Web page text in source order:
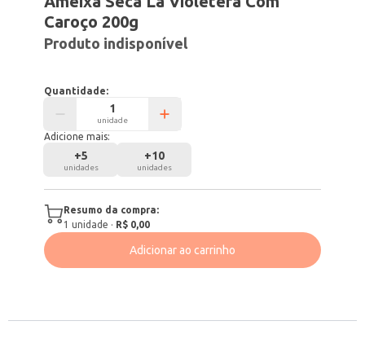
Caroço 200g
Produto indisponível
Quantidade:
unidade
Adicione mais:
+5
unidades
+10
unidades
Resumo da compra:
1 unidade · R$ 0,00
Adicionar ao carrinho